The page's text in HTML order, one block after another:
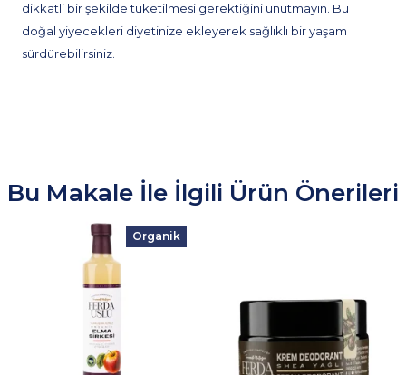
dikkatli bir şekilde tüketilmesi gerektiğini unutmayın. Bu
doğal yiyecekleri diyetinize ekleyerek sağlıklı bir yaşam
sürdürebilirsiniz.
Bu Makale İle İlgili Ürün Önerileri
Organik